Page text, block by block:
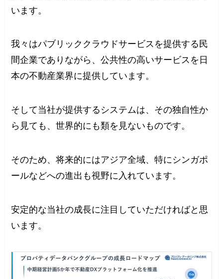
います。
我々はパブリッククラウドサービスを提供する民
間企業でありながら、公共性の高いサービスを日
本の不動産業界に提供しています。
そして当社が提供するシステムは、その独自性か
ら見ても、世界的にも類を見ないものです。
そのため、将来的にはアジア全域、特にシンガポ
ールなどへの進出も視野に入れています。
安定的な当社の成長に注目していただければと思
います。